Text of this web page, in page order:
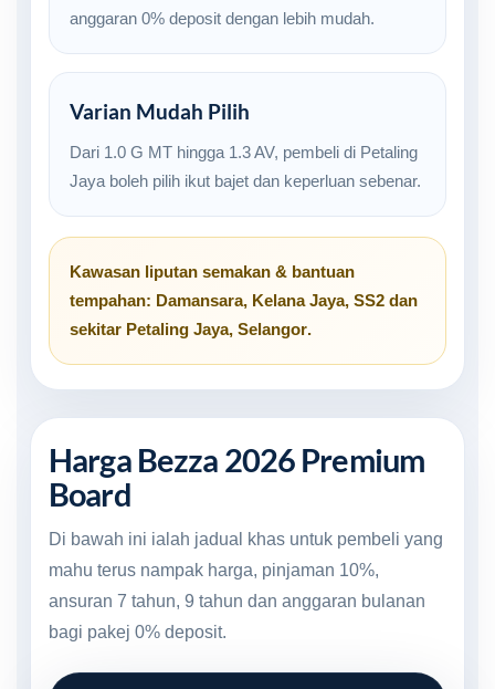
anggaran 0% deposit dengan lebih mudah.
Varian Mudah Pilih
Dari 1.0 G MT hingga 1.3 AV, pembeli di Petaling
Jaya boleh pilih ikut bajet dan keperluan sebenar.
Kawasan liputan semakan & bantuan
tempahan: Damansara, Kelana Jaya, SS2 dan
sekitar Petaling Jaya, Selangor.
Harga Bezza 2026 Premium
Board
Di bawah ini ialah jadual khas untuk pembeli yang
mahu terus nampak harga, pinjaman 10%,
ansuran 7 tahun, 9 tahun dan anggaran bulanan
bagi pakej 0% deposit.